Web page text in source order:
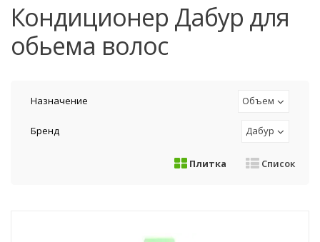
кондиционер Дабур для
обьема волос
Назначение Объем
Бренд Дабур
Плитка Список